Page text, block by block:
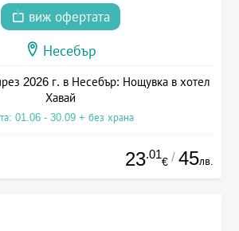
виж офертата
Несебър
2026 г. в Несебър: Нощувка в хотел
Хавай
01.06 - 30.09 + без храна
23.01
€ / 45лв.